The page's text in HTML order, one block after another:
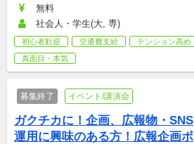
無料
社会人・学生(大, 専)
初心者歓迎 交通費支給 テンション高め
真面目・本気
募集終了 イベント/講演会
ガクチカに！企画、広報物・SNS
運用に興味のある方！広報企画ボ